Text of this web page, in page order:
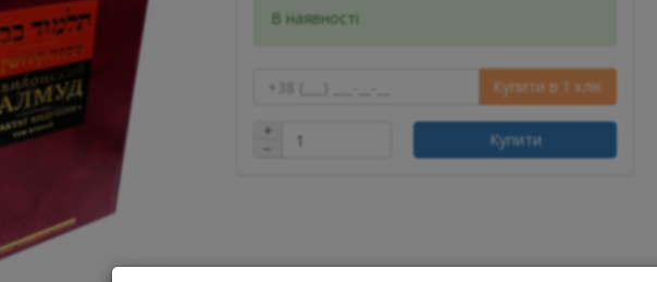
В наявності
Купити в 1 клік
+
−
Купити